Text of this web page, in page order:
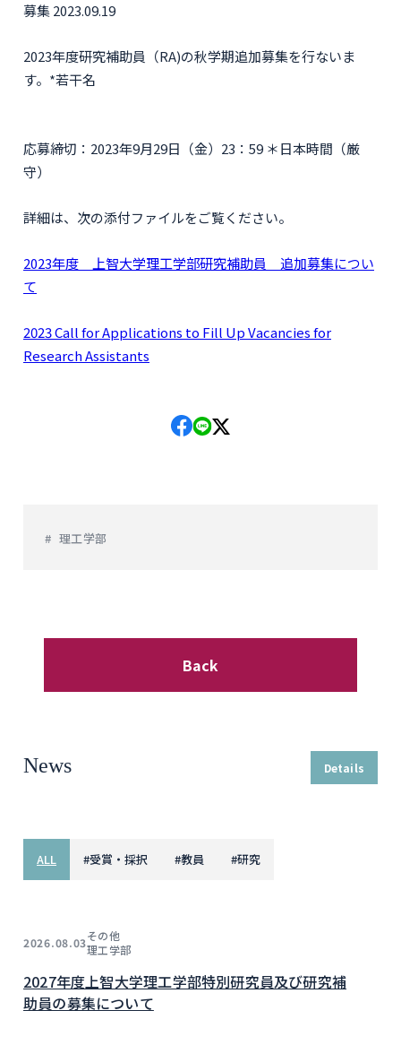
募集 2023.09.19
2023年度研究補助員（RA)の秋学期追加募集を行ないま
す。*若干名
応募締切：2023年9月29日（金）23：59 ＊日本時間（厳
守）
詳細は、次の添付ファイルをご覧ください。
2023年度 上智大学理工学部研究補助員 追加募集につい
て
2023 Call for Applications to Fill Up Vacancies for
Research Assistants
理工学部
Back
News Details
ALL #受賞・採択 #教員 #研究
2026.08.03その他
理工学部
2027年度上智大学理工学部特別研究員及び研究補
助員の募集について